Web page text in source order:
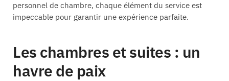
personnel de chambre, chaque élément du service est
impeccable pour garantir une expérience parfaite.
Les chambres et suites : un
havre de paix